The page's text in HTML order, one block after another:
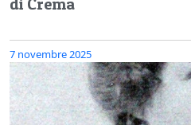
7 novembre 2025